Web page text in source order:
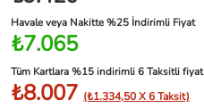
Havale veya Nakitte %25 İndirimli Fiyat
₺7.065
Tüm Kartlara %15 indirimli 6 Taksitli fiyat
₺8.007 (₺1.334,50 X 6 Taksit)